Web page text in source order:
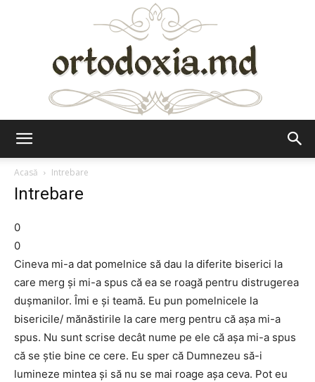
Acasă
Intrebare
Intrebare
0
0
Cineva mi-a dat pomelnice să dau la diferite biserici la
care merg și mi-a spus că ea se roagă pentru distrugerea
dușmanilor. Îmi e și teamă. Eu pun pomelnicele la
bisericile/ mănăstirile la care merg pentru că așa mi-a
spus. Nu sunt scrise decât nume pe ele că așa mi-a spus
că se știe bine ce cere. Eu sper că Dumnezeu să-i
lumineze mintea și să nu se mai roage așa ceva. Pot eu